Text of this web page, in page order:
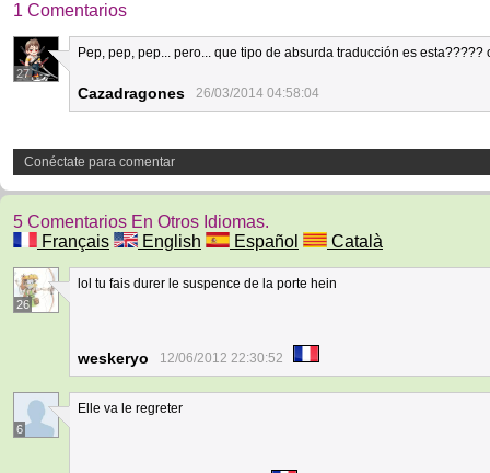
1 Comentarios
27
Pep, pep, pep... pero... que tipo de absurda traducción es esta?????
Cazadragones 26/03/2014 04:58:04
Conéctate para comentar
5 Comentarios En Otros Idiomas.
Français
English Español Català
26
lol tu fais durer le suspence de la porte hein
weskeryo 12/06/2012 22:30:52
6
Elle va le regreter